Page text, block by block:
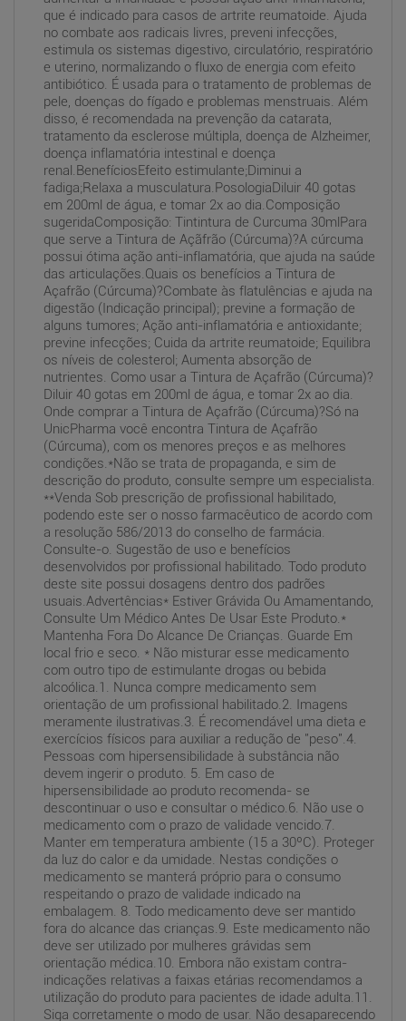
que é indicado para casos de artrite reumatoide. Ajuda
no combate aos radicais livres, preveni infecções,
estimula os sistemas digestivo, circulatório, respiratório
e uterino, normalizando o fluxo de energia com efeito
antibiótico. É usada para o tratamento de problemas de
pele, doenças do fígado e problemas menstruais. Além
disso, é recomendada na prevenção da catarata,
tratamento da esclerose múltipla, doença de Alzheimer,
doença inflamatória intestinal e doença
renal.BenefíciosEfeito estimulante;Diminui a
fadiga;Relaxa a musculatura.PosologiaDiluir 40 gotas
em 200ml de água, e tomar 2x ao dia.Composição
sugeridaComposição: Tintintura de Curcuma 30mlPara
que serve a Tintura de Açãfrão (Cúrcuma)?A cúrcuma
possui ótima ação anti-inflamatória, que ajuda na saúde
das articulações.Quais os benefícios a Tintura de
Açafrão (Cúrcuma)?Combate às flatulências e ajuda na
digestão (Indicação principal); previne a formação de
alguns tumores; Ação anti-inflamatória e antioxidante;
previne infecções; Cuida da artrite reumatoide; Equilibra
os níveis de colesterol; Aumenta absorção de
nutrientes. Como usar a Tintura de Açafrão (Cúrcuma)?
Diluir 40 gotas em 200ml de água, e tomar 2x ao dia.
Onde comprar a Tintura de Açafrão (Cúrcuma)?Só na
UnicPharma você encontra Tintura de Açafrão
(Cúrcuma), com os menores preços e as melhores
condições.*Não se trata de propaganda, e sim de
descrição do produto, consulte sempre um especialista.
**Venda Sob prescrição de profissional habilitado,
podendo este ser o nosso farmacêutico de acordo com
a resolução 586/2013 do conselho de farmácia.
Consulte-o. Sugestão de uso e benefícios
desenvolvidos por profissional habilitado. Todo produto
deste site possui dosagens dentro dos padrões
usuais.Advertências* Estiver Grávida Ou Amamentando,
Consulte Um Médico Antes De Usar Este Produto.*
Mantenha Fora Do Alcance De Crianças. Guarde Em
local frio e seco. * Não misturar esse medicamento
com outro tipo de estimulante drogas ou bebida
alcoólica.1. Nunca compre medicamento sem
orientação de um profissional habilitado.2. Imagens
meramente ilustrativas.3. É recomendável uma dieta e
exercícios físicos para auxiliar a redução de "peso".4.
Pessoas com hipersensibilidade à substância não
devem ingerir o produto. 5. Em caso de
hipersensibilidade ao produto recomenda- se
descontinuar o uso e consultar o médico.6. Não use o
medicamento com o prazo de validade vencido.7.
Manter em temperatura ambiente (15 a 30ºC). Proteger
da luz do calor e da umidade. Nestas condições o
medicamento se manterá próprio para o consumo
respeitando o prazo de validade indicado na
embalagem. 8. Todo medicamento deve ser mantido
fora do alcance das crianças.9. Este medicamento não
deve ser utilizado por mulheres grávidas sem
orientação médica.10. Embora não existam contra-
indicações relativas a faixas etárias recomendamos a
utilização do produto para pacientes de idade adulta.11.
Siga corretamente o modo de usar. Não desaparecendo